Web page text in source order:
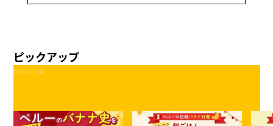
ピックアップ
PICK UP